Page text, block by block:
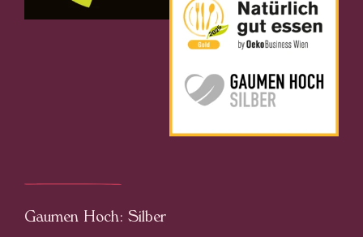
Gaumen Hoch: Silber